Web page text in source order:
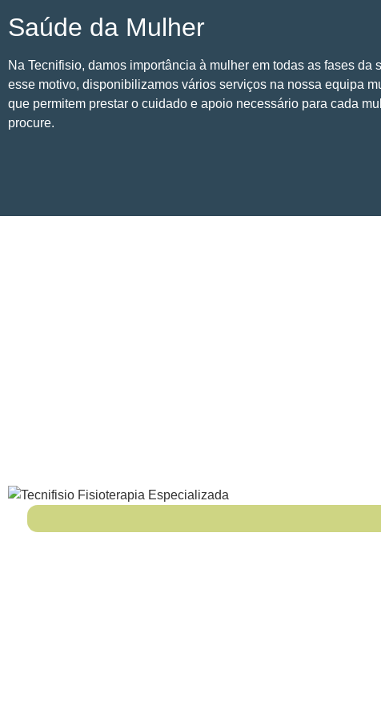
Saúde da Mulher
Na Tecnifisio, damos importância à mulher em todas as fases da
esse motivo, disponibilizamos vários serviços na nossa equipa
que permitem prestar o cuidado e apoio necessário para cada
procure.